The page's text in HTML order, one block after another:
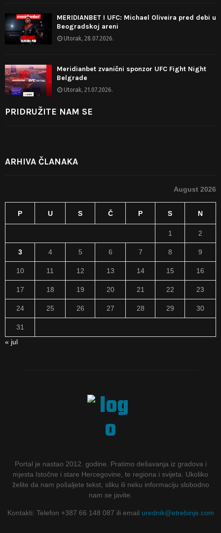
MERIDIANBET I UFC: Michael Oliveira pred debi u
Beogradskoj areni
Utorak, 28.07.2026.
Meridianbet zvanični sponzor UFC Fight Night
Belgrade
Utorak, 21.07.2026.
PRIDRUŽITE NAM SE
ARHIVA ČLANAKA
August 2026
P U S Č P S N
1 2
3 4 5 6 7 8 9
10 11 12 13 14 15 16
17 18 19 20 21 22 23
24 25 26 27 28 29 30
31
« jul
Portal je nastao 2012. godine. Pratimo dešavanja iz gradova i
mjesta Istočne i stare Hercegovine, te regiona i svijeta. Ukoliko
želite da nam pošaljete tekst, sliku ili neku informaciju slobodno
nam se javite.
Kontakti: Telefon +387 66 148 087 ili email urednik@etrebinje.com